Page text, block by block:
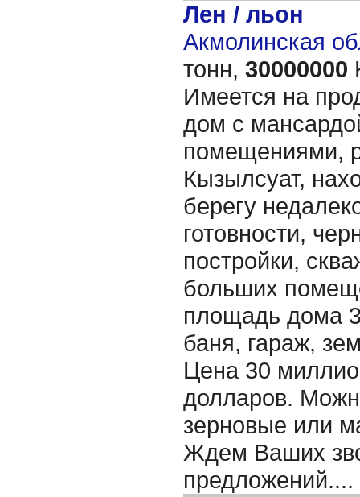
Лен / льон
Акмолинская
тонн, 30000000
Имеется на
дом с
помещениями,
Кызылсуат,
берегу
готовности,
постройки,
больших
площадь дома
баня, гараж,
Цена 30
долларов.
зерновые или
Ждем Ваших
предложений....